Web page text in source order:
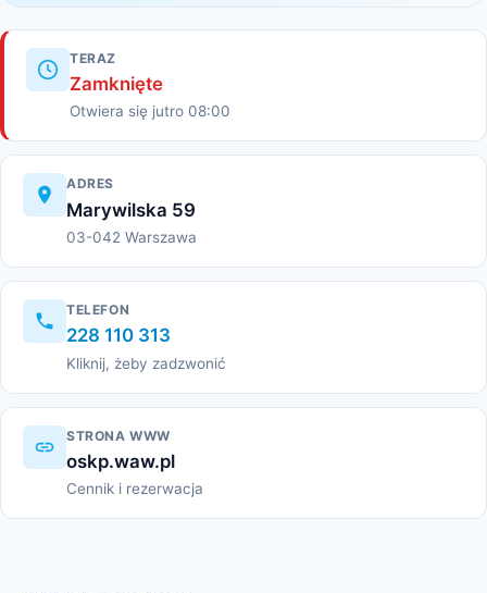
TERAZ
Zamknięte
Otwiera się jutro 08:00
ADRES
Marywilska 59
03-042 Warszawa
TELEFON
228 110 313
Kliknij, żeby zadzwonić
STRONA WWW
oskp.waw.pl
Cennik i rezerwacja